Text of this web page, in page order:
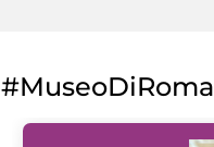
#MuseoDiRoma